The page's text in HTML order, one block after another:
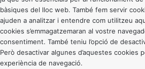
bàsiques del lloc web. També fem servir
ajuden a analitzar i entendre com utilitzeu
cookies s’emmagatzemaran al vostre
consentiment. També teniu l’opció de
Però desactivar algunes d’aquestes cookies
experiència de navegació.